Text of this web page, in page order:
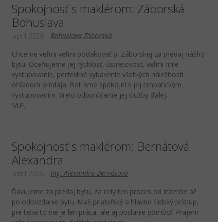
Spokojnosť s maklérom: Záborská
Bohuslava
Bohuslava Záborská
apríl 2026
Chceme veľmi veľmi poďakovať p. Záborskej za predaj nášho
bytu. Oceňujeme jej rýchlosť, ústretovosť, veľmi milé
vystupovanie, perfektné vybavenie všetkých náležitostí
ohľadom predaja. Boli sme spokojní s jej empatickým
vystupovaním. Vrelo odporúčame jej služby ďalej.
M.P.
Spokojnosť s maklérom: Bernátová
Alexandra
Ing. Alexandra Bernátová
apríl 2026
Ďakujeme za predaj bytu, za celý ten proces od inzercie až
po odovzdanie bytu. Maš priateľský a hlavne ľudský prístup,
pre teba to nie je len práca, ale aj poslanie pomôcť. Prajem